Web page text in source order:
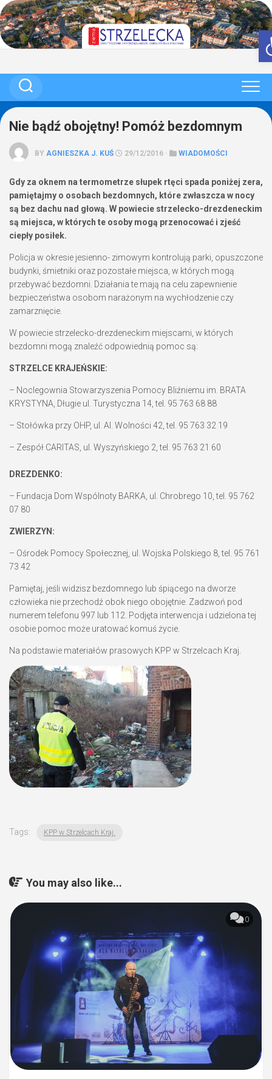
Skip
to
content
Nie bądź obojętny! Pomóż bezdomnym
BY AGNIESZKA J. KUŚ 29/12/2016 · WIADOMOŚCI
Gdy za oknem na termometrze słupek rtęci spada poniżej zera,
pamiętajmy o osobach bezdomnych, które zwłaszcza w nocy
są bez dachu nad głową. W powiecie strzelecko-drezdeneckim
są miejsca, w których te osoby mogą przenocować i zjeść
ciepły posiłek.
Policja w okresie jesienno- zimowym kontrolują parki, opuszczone
budynki, śmietniki oraz pozostałe miejsca, w których mogą
przebywać bezdomni. Działania te mają na celu zapewnienie
bezpieczeństwa osobom narażonym na wychłodzenie czy
zamarznięcie.
W powiecie strzelecko-drezdeneckim miejscami, w których
bezdomni mogą znaleźć odpowiednią pomoc są:
STRZELCE KRAJEŃSKIE:
– Noclegownia Stowarzyszenia Pomocy Bliźniemu im. BRATA
KRYSTYNA, Długie ul. Turystyczna 14, tel. 95 763 68 88
– Stołówka przy OHP, ul. Al. Wolności 42, tel. 95 763 32 19
– Zespół CARITAS, ul. Wyszyńskiego 2, tel. 95 763 21 60
DREZDENKO:
– Fundacja Dom Wspólnoty BARKA, ul. Chrobrego 10, tel. 95 762
07 80
ZWIERZYN:
– Ośrodek Pomocy Społecznej, ul. Wojska Polskiego 8, tel. 95 761
73 42
Pamiętaj, jeśli widzisz bezdomnego lub śpiącego na dworze
człowieka nie przechodź obok niego obojętnie. Zadzwoń pod
numerem telefonu 997 lub 112. Podjęta interwencja i udzielona tej
osobie pomoc może uratować komuś życie.
Na podstawie materiałów prasowych KPP w Strzelcach Kraj.
Tags: KPP w Strzelcach Kraj.
You may also like...
0